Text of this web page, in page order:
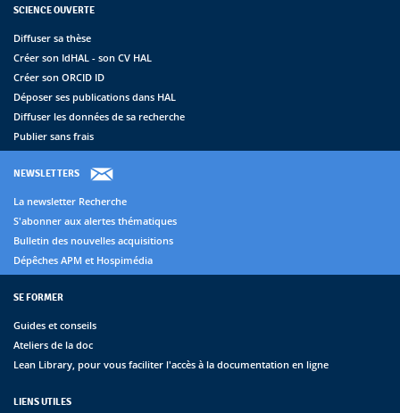
SCIENCE OUVERTE
Diffuser sa thèse
Créer son IdHAL - son CV HAL
Créer son ORCID ID
Déposer ses publications dans HAL
Diffuser les données de sa recherche
Publier sans frais
NEWSLETTERS
La newsletter Recherche
S'abonner aux alertes thématiques
Bulletin des nouvelles acquisitions
Dépêches APM et Hospimédia
SE FORMER
Guides et conseils
Ateliers de la doc
Lean Library, pour vous faciliter l'accès à la documentation en ligne
LIENS UTILES